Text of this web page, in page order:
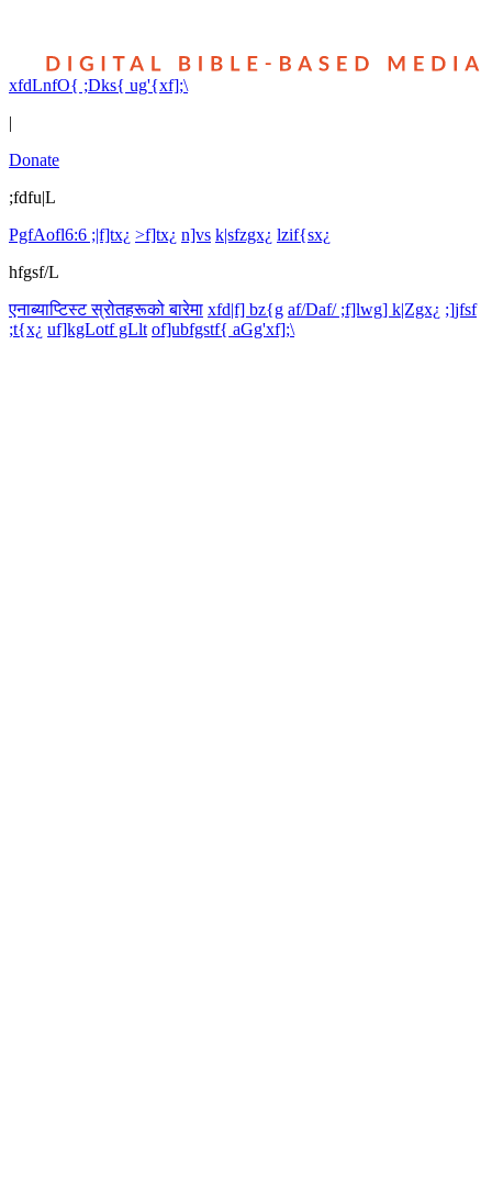
xfdLnfO{ ;Dks{ ug'{xf];\
|
Donate
;fdfu|L
PgfAofl6:6 ;|f]tx¿ >f]tx¿ n]vs k|sfzgx¿ lzif{sx¿
hfgsf/L
एनाब्याप्टिस्ट स्रोतहरूको बारेमा xfd|f] bz{g af/Daf/ ;f]lwg] k|Zgx¿ ;]jfsf
;t{x¿ uf]kgLotf gLlt of]ubfgstf{ aGg'xf];\